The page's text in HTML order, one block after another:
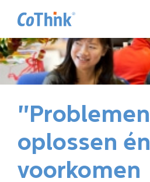
"Problemen
oplossen én
voorkomen